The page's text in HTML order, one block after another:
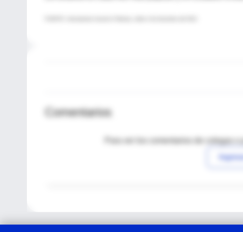
Comentarios
Para ver los comentarios de colegas